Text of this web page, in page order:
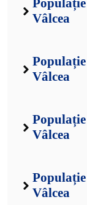
Vâlcea
Vâlcea
Vâlcea
Vâlcea